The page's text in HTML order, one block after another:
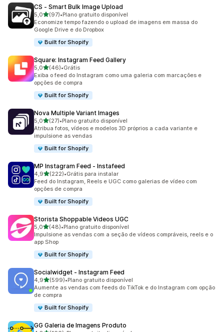
CS ‑ Smart Bulk Image Upload
5,0de 5 estrelas
(97)
97 avaliações ao todo
•Plano gratuito disponível
Economize tempo fazendo o upload de imagens em massa do
Google Drive e do Dropbox
Built for Shopify
Square: Instagram Feed Gallery
5,0de 5 estrelas
(46)
46 avaliações ao todo
•Grátis
Exiba o feed do Instagram como uma galeria com marcações e
opções de compra
Built for Shopify
Nova Multiple Variant Images
5,0de 5 estrelas
(27)
27 avaliações ao todo
•Plano gratuito disponível
Atribua fotos, vídeos e modelos 3D próprios a cada variante e
impulsione as vendas
Built for Shopify
MP Instagram Feed ‑ Instafeed
4,9de 5 estrelas
(222)
222 avaliações ao todo
•Grátis para instalar
Feed do Instagram, Reels e UGC como galerias de vídeo com
opções de compra
Built for Shopify
Storista Shoppable Videos UGC
5,0de 5 estrelas
(48)
48 avaliações ao todo
•Plano gratuito disponível
Impulsione as vendas com a seção de vídeos compráveis, reels e o
app Shop
Built for Shopify
Socialwidget ‑ Instagram Feed
4,9de 5 estrelas
(599)
599 avaliações ao todo
•Plano gratuito disponível
Aumente as vendas com feeds do TikTok e do Instagram com opção
de compra
Built for Shopify
GG Galeria de Imagens Produto